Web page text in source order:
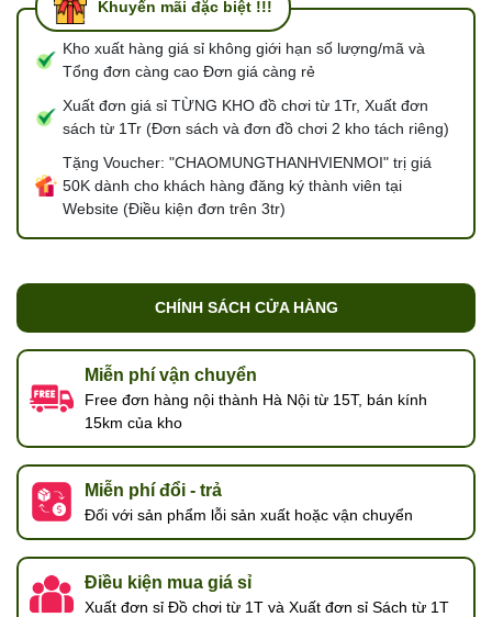
Khuyến mãi đặc biệt !!!
Kho xuất hàng giá sỉ không giới hạn số lượng/mã và
Tổng đơn càng cao Đơn giá càng rẻ
Xuất đơn giá sỉ TỪNG KHO đồ chơi từ 1Tr, Xuất đơn
sách từ 1Tr (Đơn sách và đơn đồ chơi 2 kho tách riêng)
Tặng Voucher: "CHAOMUNGTHANHVIENMOI" trị giá
50K dành cho khách hàng đăng ký thành viên tại
Website (Điều kiện đơn trên 3tr)
CHÍNH SÁCH CỬA HÀNG
Miễn phí vận chuyển
Free đơn hàng nội thành Hà Nội từ 15T, bán kính
15km của kho
Miễn phí đổi - trả
Đối với sản phẩm lỗi sản xuất hoặc vận chuyển
Điều kiện mua giá sỉ
Xuất đơn sỉ Đồ chơi từ 1T và Xuất đơn sỉ Sách từ 1T